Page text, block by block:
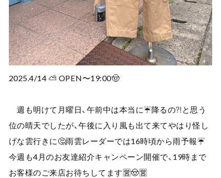
2025.4/14 ⛅️ OPEN〜19:00🤠
週も明けて月曜日、午前中は本当に☔️降るの⁈と思う
位の晴天でしたが、午後に入り風も出て来てやはり怪し
げな雲行きに🤔雨雲レーダーでは16時頃から雨予報☔️
今週も4月のお友達紹介キャンペーン開催で、19時まで
お客様のご来店お待ちしてます🈺🤠🈺